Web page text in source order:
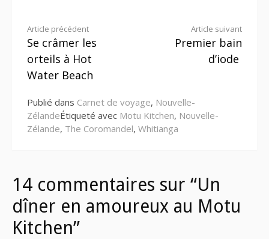
Lire
la
suite
Article précédent
Se crâmer les
orteils à Hot
Water Beach
Article suivant
Premier bain
d’iode
Publié dans Carnet de voyage, Nouvelle-
ZélandeÉtiqueté avec Motu Kitchen, Nouvelle-
Zélande, The Coromandel, Whitianga
14 commentaires sur “Un
dîner en amoureux au Motu
Kitchen”